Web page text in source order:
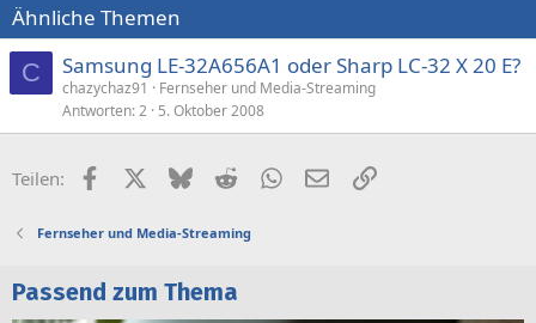
Ähnliche Themen
C Samsung LE-32A656A1 oder Sharp LC-32 X 20 E?
chazychaz91
Fernseher und Media-Streaming
Antworten 2 5. Oktober 2008
Teilen: FacebookX (Twitter)
BlueskyRedditWhatsApp
E-MailLink
Fernseher und Media-Streaming
Passend zum Thema